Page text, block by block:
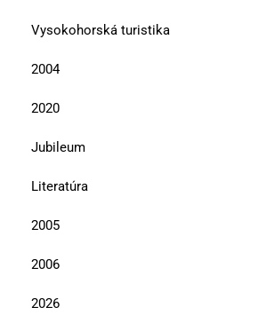
Vysokohorská turistika
2004
2020
Jubileum
Literatúra
2005
2006
2026